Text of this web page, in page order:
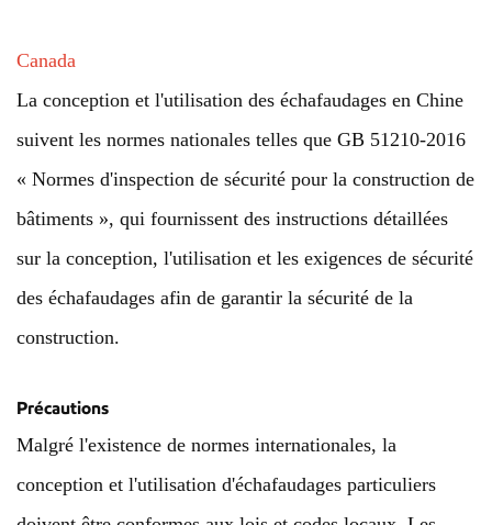
Canada
La conception et l'utilisation des échafaudages en Chine
suivent les normes nationales telles que GB 51210-2016
« Normes d'inspection de sécurité pour la construction de
bâtiments », qui fournissent des instructions détaillées
sur la conception, l'utilisation et les exigences de sécurité
des échafaudages afin de garantir la sécurité de la
construction.
Précautions
Malgré l'existence de normes internationales, la
conception et l'utilisation d'échafaudages particuliers